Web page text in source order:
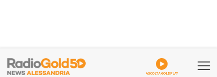
ASCOLTA GOLDPLAY